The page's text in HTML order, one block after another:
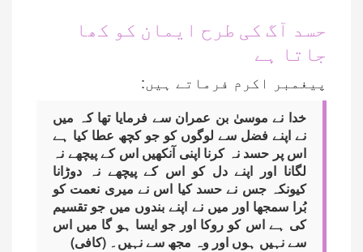
حسد آگ کی طرح ایمان کو کھا
جاتا ہے
پیغمبر اکرم فرماتے ہیں:
خدا نے موسیٰ بن عمران سے فرمایا تھا کہ میں
نے اپنے فضل سے لوگوں کو جو کچھ عطا کیا ہے
اس پر حسد نہ کرنا اپنی آنکھیں اس کے پیچھے نہ
لگانا اور اپنے دل کو اس کے پیچھے نہ دوڑانا
کیونکہ جس نے حسد کیا اس نے میری نعمت کو
بُرا سمجھا اور میں نے اپنے بندوں میں جو تقسیم
کی ہے اس کو روکا اور جو ایسا ہو گا میں اس
سے نہیں ہوں اور وہ مجھ سے نہیں۔ (کافی)